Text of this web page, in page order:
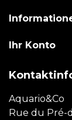
Ihr Konto
Aquario&Co
Rue du Pré-